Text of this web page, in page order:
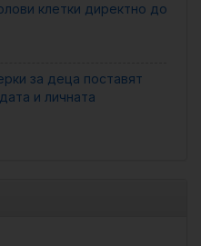
клетки директно до
за деца поставят
и личната